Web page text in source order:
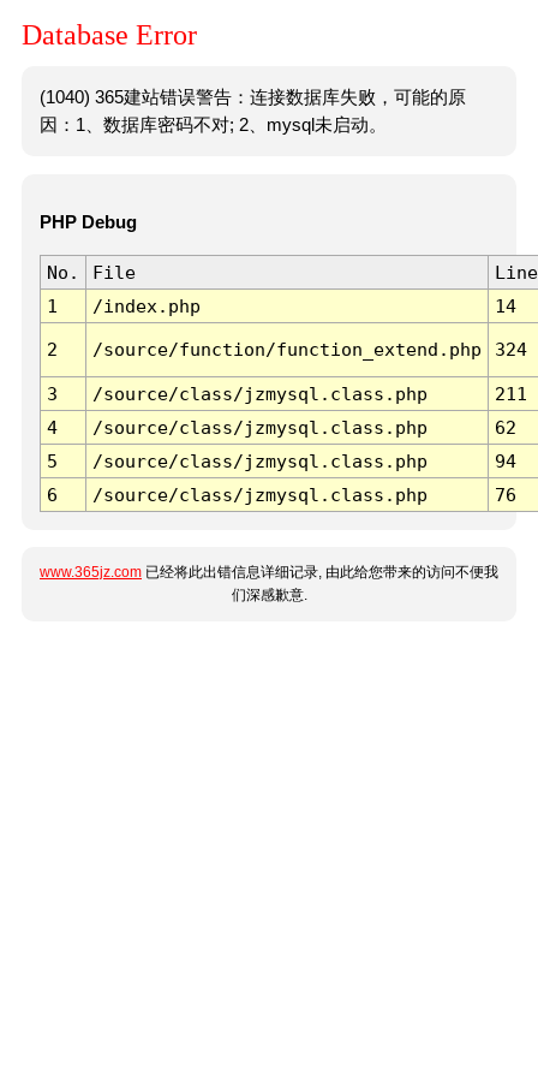
Database Error
(1040) 365建站错误警告：连接数据库失败，可能的原
因：1、数据库密码不对; 2、mysql未启动。
PHP Debug
No. File
Line
1
/index.php 14
2 /source/function/function_extend.php 324
3 /source/class/jzmysql.class.php
211
4
/source/class/jzmysql.class.php
62
5
/source/class/jzmysql.class.php
94
6
/source/class/jzmysql.class.php 76
www.365jz.com 已经将此出错信息详细记录, 由此给您带来的访问不便我
们深感歉意.